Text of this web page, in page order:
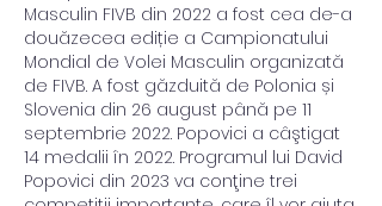
Masculin FIVB din 2022 a fost cea de-a
douăzecea ediție a Campionatului
Mondial de Volei Masculin organizată
de FIVB. A fost găzduită de Polonia și
Slovenia din 26 august până pe 11
septembrie 2022. Popovici a câştigat
14 medalii în 2022. Programul lui David
Popovici din 2023 va conţine trei